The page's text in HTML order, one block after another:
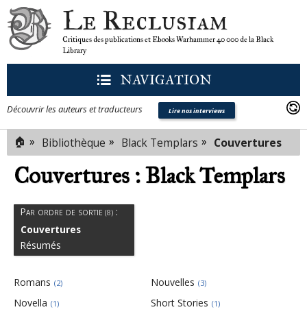
Le Reclusiam
Critiques des publications et Ebooks Warhammer 40 000 de la Black
Library
NAVIGATION
Découvrir les auteurs et traducteurs Lire nos interviews
🏠 » Bibliothèque » Black Templars » Couvertures
Couvertures : Black Templars
Par ordre de sortie (8) :
Couvertures
Résumés
Romans (2) Nouvelles (3)
Novella (1) Short Stories (1)